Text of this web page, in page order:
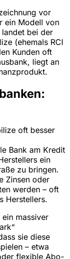
vor
ein Modell von
landet bei der
(ehemals RCI
Kunden oft
liegt an
oft besser
Bank am Kredit
ein
zu bringen.
Zinsen oder
werden – oft
Herstellers.
massiver
sie diese
– etwa
flexible Abo-